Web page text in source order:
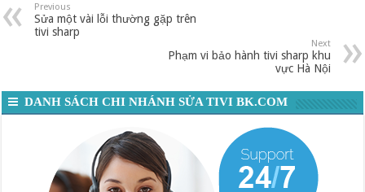
Previous
Sửa một vài lỗi thường gặp trên
tivi sharp
Next
Phạm vi bảo hành tivi sharp khu
vực Hà Nội
DANH SÁCH CHI NHÁNH SỬA TIVI BK.COM